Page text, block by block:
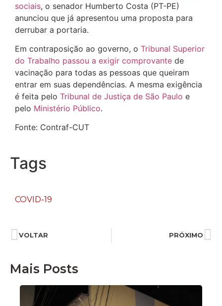
sociais, o senador Humberto Costa (PT-PE)
anunciou que já apresentou uma proposta para
derrubar a portaria.
Em contraposição ao governo, o Tribunal Superior
do Trabalho passou a exigir comprovante de
vacinação para todas as pessoas que queiram
entrar em suas dependências. A mesma exigência
é feita pelo Tribunal de Justiça de São Paulo e
pelo Ministério Público.
Fonte: Contraf-CUT
Tags
COVID-19
VOLTAR PRÓXIMO
Mais Posts